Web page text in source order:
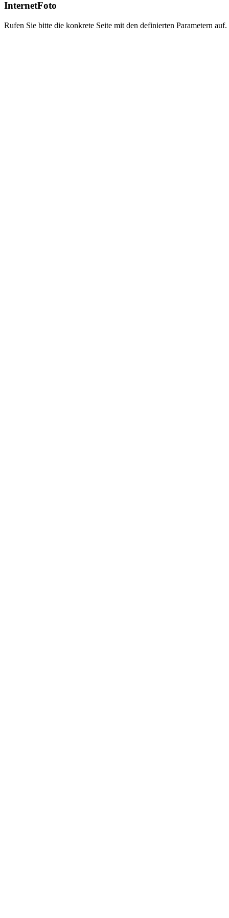
InternetFoto
Rufen Sie bitte die konkrete Seite mit den definierten Parametern auf.